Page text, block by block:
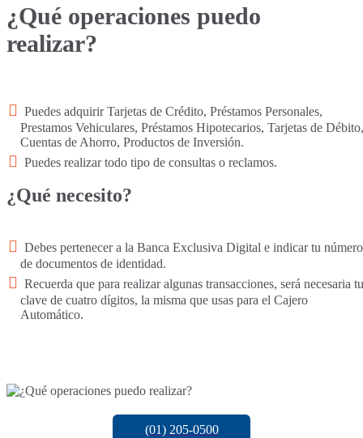
¿Qué operaciones puedo
realizar?
Puedes adquirir Tarjetas de Crédito, Préstamos Personales,
Prestamos Vehiculares, Préstamos Hipotecarios, Tarjetas de Débito,
Cuentas de Ahorro, Productos de Inversión.
Puedes realizar todo tipo de consultas o reclamos.
¿Qué necesito?
Debes pertenecer a la Banca Exclusiva Digital e indicar tu número
de documentos de identidad.
Recuerda que para realizar algunas transacciones, será necesaria tu
clave de cuatro dígitos, la misma que usas para el Cajero
Automático.
(01) 205-0500